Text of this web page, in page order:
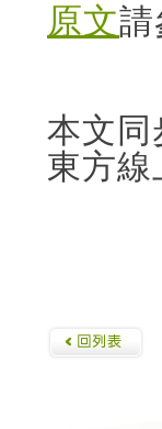
原文請
本文同
東方